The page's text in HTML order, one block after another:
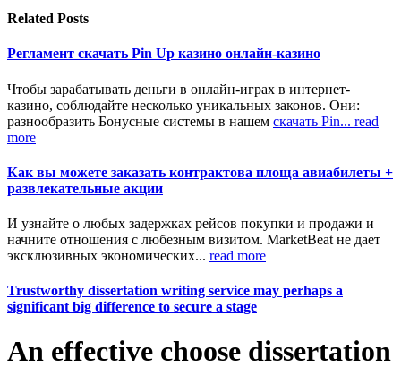
Related Posts
Регламент скачать Pin Up казино онлайн-казино
Чтобы зарабатывать деньги в онлайн-играх в интернет-
казино, соблюдайте несколько уникальных законов. Они:
разнообразить Бонусные системы в нашем скачать Pin... read
more
Как вы можете заказать контрактова площа авиабилеты +
развлекательные акции
И узнайте о любых задержках рейсов покупки и продажи и
начните отношения с любезным визитом. MarketBeat не дает
эксклюзивных экономических... read more
Trustworthy dissertation writing service may perhaps a
significant big difference to secure a stage
An effective choose dissertation